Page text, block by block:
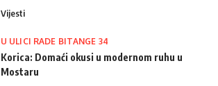
Vijesti
U ULICI RADE BITANGE 34
Korica: Domaći okusi u modernom ruhu u
Mostaru